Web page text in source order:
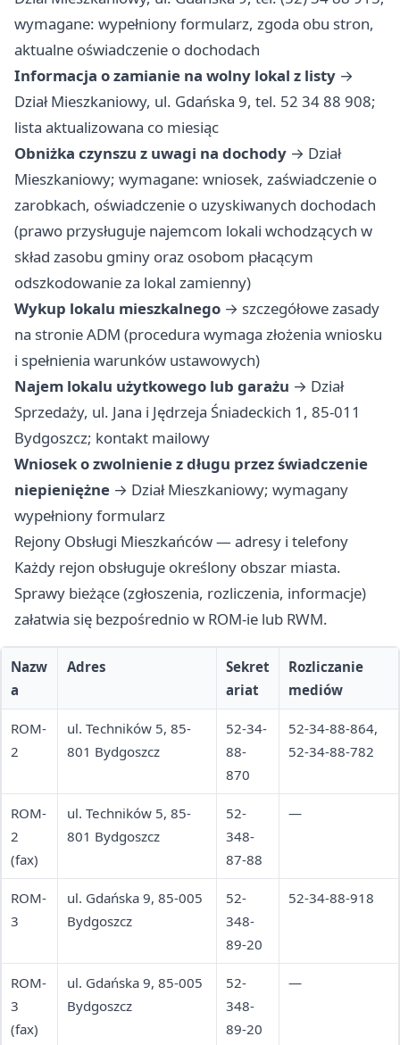
wymagane: wypełniony formularz, zgoda obu stron,
aktualne oświadczenie o dochodach
Informacja o zamianie na wolny lokal z listy →
Dział Mieszkaniowy, ul. Gdańska 9, tel. 52 34 88 908;
lista aktualizowana co miesiąc
Obniżka czynszu z uwagi na dochody → Dział
Mieszkaniowy; wymagane: wniosek, zaświadczenie o
zarobkach, oświadczenie o uzyskiwanych dochodach
(prawo przysługuje najemcom lokali wchodzących w
skład zasobu gminy oraz osobom płacącym
odszkodowanie za lokal zamienny)
Wykup lokalu mieszkalnego → szczegółowe zasady
na stronie ADM (procedura wymaga złożenia wniosku
i spełnienia warunków ustawowych)
Najem lokalu użytkowego lub garażu → Dział
Sprzedaży, ul. Jana i Jędrzeja Śniadeckich 1, 85-011
Bydgoszcz; kontakt mailowy
Wniosek o zwolnienie z długu przez świadczenie
niepieniężne → Dział Mieszkaniowy; wymagany
wypełniony formularz
Rejony Obsługi Mieszkańców — adresy i telefony
Każdy rejon obsługuje określony obszar miasta.
Sprawy bieżące (zgłoszenia, rozliczenia, informacje)
załatwia się bezpośrednio w ROM-ie lub RWM.
Nazw
a
Adres
Sekret
ariat
Rozliczanie
mediów
ROM-
2
ul. Techników 5, 85-
801 Bydgoszcz
52-34-
88-
870
52-34-88-864,
52-34-88-782
ROM-
2
(fax)
ul. Techników 5, 85-
801 Bydgoszcz
52-
348-
87-88
—
ROM-
3
ul. Gdańska 9, 85-005
Bydgoszcz
52-
348-
89-20
52-34-88-918
ROM-
3
(fax)
ul. Gdańska 9, 85-005
Bydgoszcz
52-
348-
89-20
—